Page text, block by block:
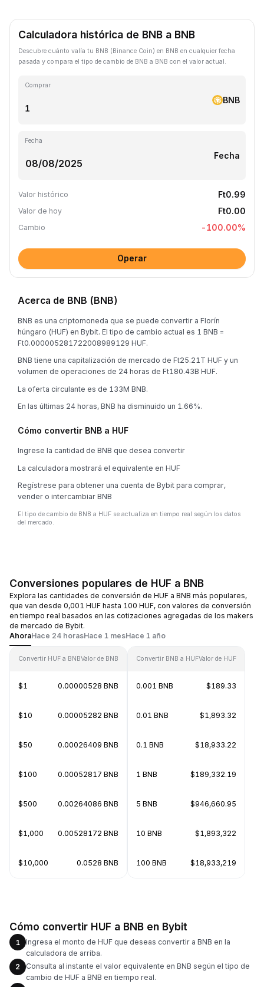
Calculadora histórica de BNB a BNB
Descubre cuánto valía tu BNB (Binance Coin) en BNB en cualquier fecha
pasada y compara el tipo de cambio de BNB a BNB con el valor actual.
Comprar
BNB
Fecha
Fecha
Valor histórico Ft0.99
Valor de hoy Ft0.00
Cambio -100.00%
Operar
Acerca de BNB (BNB)
BNB es una criptomoneda que se puede convertir a Florín
húngaro (HUF) en Bybit. El tipo de cambio actual es 1 BNB =
Ft0.000005281722008989129 HUF.
BNB tiene una capitalización de mercado de Ft25.21T HUF y un
volumen de operaciones de 24 horas de Ft180.43B HUF.
La oferta circulante es de 133M BNB.
En las últimas 24 horas, BNB ha disminuido un 1.66%.
Cómo convertir BNB a HUF
Ingrese la cantidad de BNB que desea convertir
La calculadora mostrará el equivalente en HUF
Regístrese para obtener una cuenta de Bybit para comprar,
vender o intercambiar BNB
El tipo de cambio de BNB a HUF se actualiza en tiempo real según los datos
del mercado.
Conversiones populares de HUF a BNB
Explora las cantidades de conversión de HUF a BNB más populares,
que van desde 0,001 HUF hasta 100 HUF, con valores de conversión
en tiempo real basados en las cotizaciones agregadas de los makers
de mercado de Bybit.
AhoraHace 24 horasHace 1 mesHace 1 año
Convertir HUF a BNBValor de BNB
$1 0.00000528 BNB
$10 0.00005282 BNB
$50 0.00026409 BNB
$100 0.00052817 BNB
$500 0.00264086 BNB
$1,000 0.00528172 BNB
$10,000 0.0528 BNB
Convertir BNB a HUFValor de HUF
0.001 BNB $189.33
0.01 BNB $1,893.32
0.1 BNB $18,933.22
1 BNB $189,332.19
5 BNB $946,660.95
10 BNB $1,893,322
100 BNB $18,933,219
Cómo convertir HUF a BNB en Bybit
1
Ingresa el monto de HUF que deseas convertir a BNB en la
calculadora de arriba.
2
Consulta al instante el valor equivalente en BNB según el tipo de
cambio de HUF a BNB en tiempo real.